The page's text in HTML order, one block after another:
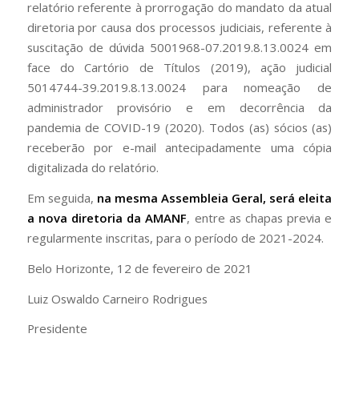
relatório referente à prorrogação do mandato da atual
diretoria por causa dos processos judiciais, referente à
suscitação de dúvida 5001968-07.2019.8.13.0024 em
face do Cartório de Títulos (2019), ação judicial
5014744-39.2019.8.13.0024 para nomeação de
administrador provisório e em decorrência da
pandemia de COVID-19 (2020). Todos (as) sócios (as)
receberão por e-mail antecipadamente uma cópia
digitalizada do relatório.
Em seguida, na mesma Assembleia Geral, será eleita
a nova diretoria da AMANF, entre as chapas previa e
regularmente inscritas, para o período de 2021-2024.
Belo Horizonte, 12 de fevereiro de 2021
Luiz Oswaldo Carneiro Rodrigues
Presidente